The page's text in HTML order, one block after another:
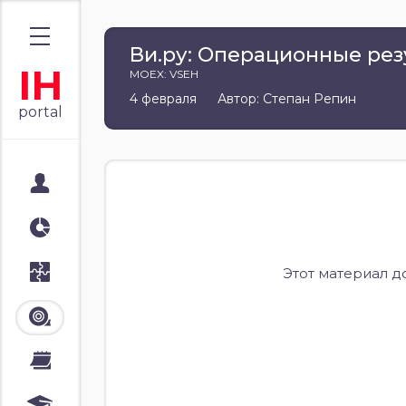
IH
portal
Лента
Ви.ру: Операционные
MOEX: VSEH
4 февраля Автор: Степан Репин
Этот материал